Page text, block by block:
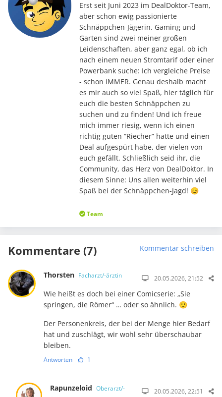
Erst seit Juni 2023 im DealDoktor-Team,
aber schon ewig passionierte
Schnäppchen-Jägerin. Gaming und
Garten sind zwei meiner großen
Leidenschaften, aber ganz egal, ob ich
nach einem neuen Stromtarif oder einer
Powerbank suche: Ich vergleiche Preise
- schon IMMER. Genau deshalb macht
es mir auch so viel Spaß, hier täglich für
euch die besten Schnäppchen zu
suchen und zu finden! Und ich freue
mich immer riesig, wenn ich einen
richtig guten “Riecher” hatte und einen
Deal aufgespürt habe, der vielen von
euch gefällt. Schließlich seid ihr, die
Community, das Herz von DealDoktor. In
diesem Sinne: Uns allen weiterhin viel
Spaß bei der Schnäppchen-Jagd! 😊
Team
Kommentare (7) Kommentar schreiben
Thorsten Facharzt/-ärztin 20.05.2026, 21:52
Wie heißt es doch bei einer Comicserie: „Sie
springen, die Römer“ … oder so ähnlich. 🙂
Der Personenkreis, der bei der Menge hier Bedarf
hat und zuschlägt, wir wohl sehr überschaubar
bleiben.
Antworten 1
Rapunzeloid Oberarzt/-
20.05.2026, 22:51